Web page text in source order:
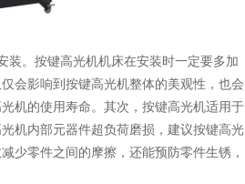
装。按键高光机机床在安装时一定要多加
会影响到按键高光机整体的美观性，也会
机的使用寿命。其次，按键高光机适用于
机内部元器件超负荷磨损，建议按键高光
少零件之间的摩擦，还能预防零件生锈，